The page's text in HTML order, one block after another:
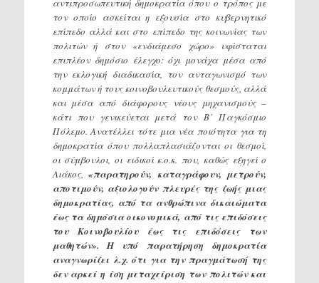
τον οποίο ασκείται η εξουσία στο κυβερνητικό
επίπεδο αλλά και στο επίπεδο της κοινωνίας των
πολιτών ή στον «ενδιάμεσο χώρο» υφίσταται
επιπλέον δημόσιο έλεγχο: όχι μονάχα μέσα από
την εκλογική διαδικασία, τον ανταγωνισμό των
κομμάτων ή τους κοινοβουλευτικούς θεσμούς, αλλά
και μέσα από διάφορους νέους μηχανισμούς –
κάτι που γενικεύεται μετά τον Β’ Παγκόσμιο
Πόλεμο. Ανατέλλει τότε μια νέα ποιότητα για τη
δημοκρατία όπου πολλαπλασιάζονται οι θεσμοί,
οι σύμβουλοι, οι ειδικοί κ.ο.κ. που, καθώς εξηγεί ο
Λιάκος,«παρατηρούν, καταγράφουν, μετρούν,
αποτιμούν, αξιολογούν πλευρές της ζωής μιας
δημοκρατίας, από τα ανθρώπινα δικαιώματα
έως τα δημόσια οικονομικά, από τις επιδόσεις
του Κοινοβουλίου έως τις επιδόσεις των
μαθητών». Η υπό παρατήρηση δημοκρατία
αναγνωρίζει λ.χ. ότι για την πραγμάτωσή της
δεν αρκεί η ίση μεταχείριση των πολιτών και